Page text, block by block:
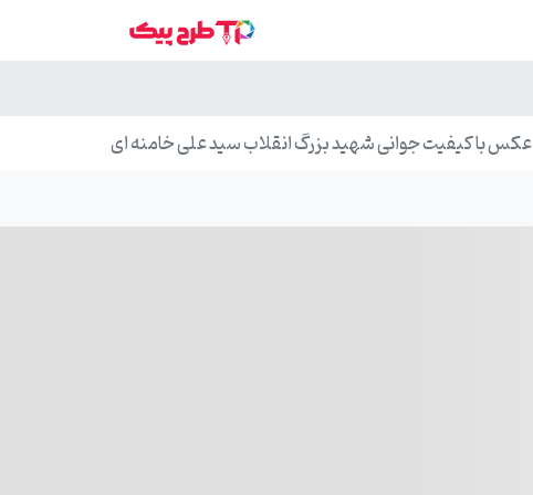
عکس با کیفیت جوانی شهید بزرگ انقلاب سید علی خامنه ای